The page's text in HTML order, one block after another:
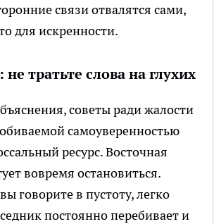
связи отвалятся сами,
для искренности.
тратьте слова на глухих
советы ради жалости
самоуверенностью
ресурс. Восточная
вовремя остановиться.
говорите в пустоту, легко
постоянно перебивает и